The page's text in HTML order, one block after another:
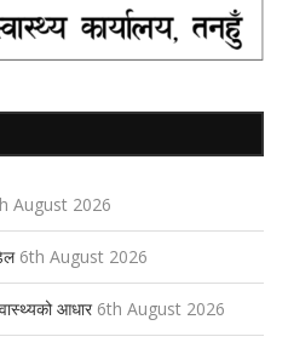
August 2026
6th August 2026
आधार 6th August 2026